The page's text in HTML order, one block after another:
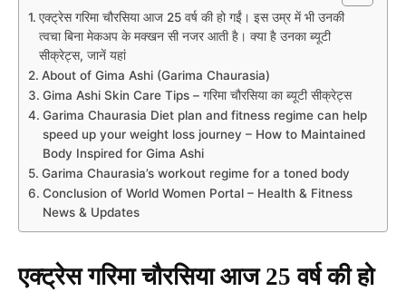
एक्ट्रेस गरिमा चौरसिया आज 25 वर्ष की हो गईं। इस उम्र में भी उनकी
त्वचा बिना मेकअप के मक्खन सी नजर आती है। क्या है उनका ब्यूटी
सीक्रेट्स, जानें यहां
About of Gima Ashi (Garima Chaurasia)
Gima Ashi Skin Care Tips – गरिमा चौरसिया का ब्यूटी सीक्रेट्स
Garima Chaurasia Diet plan and fitness regime can help
speed up your weight loss journey – How to Maintained
Body Inspired for Gima Ashi
Garima Chaurasia’s workout regime for a toned body
Conclusion of World Women Portal – Health & Fitness
News & Updates
एक्ट्रेस गरिमा चौरसिया आज 25 वर्ष की हो